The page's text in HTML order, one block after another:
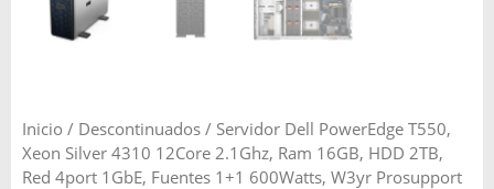
Inicio / Descontinuados / Servidor Dell PowerEdge T550,
Xeon Silver 4310 12Core 2.1Ghz, Ram 16GB, HDD 2TB,
Red 4port 1GbE, Fuentes 1+1 600Watts, W3yr Prosupport